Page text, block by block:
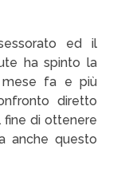
ed il
ha spinto la
mese fa e più
diretto
fine di ottenere
anche questo